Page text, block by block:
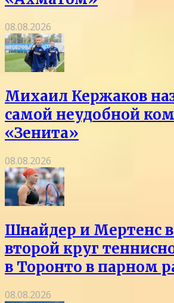
08.08.2026
Михаил Кержаков
самой неудобной
«Зенита»
08.08.2026
Шнайдер и Мертенс
второй круг
в Торонто в парном
08.08.2026